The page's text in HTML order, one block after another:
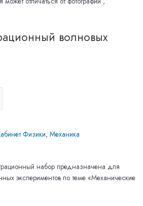
волновых
Физики, Механика
набор предназначена для
экспериментов по теме «Механические